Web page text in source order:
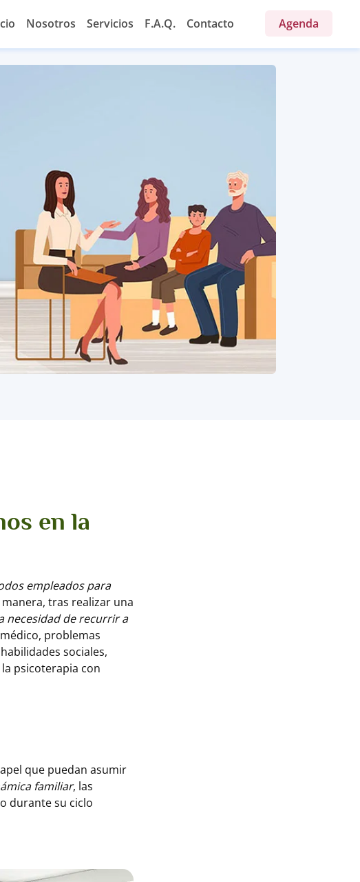
Nosotros Servicios F.A.Q. Contacto Agenda
en la
empleados para
manera, tras realizar una
necesidad de recurrir a
problemas
sociales,
psicoterapia con
que puedan asumir
familiar, las
durante su ciclo